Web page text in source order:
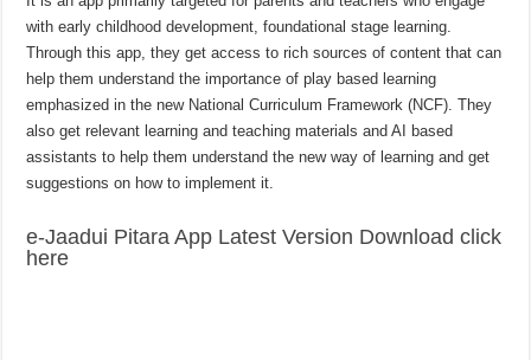
with early childhood development, foundational stage learning.
Through this app, they get access to rich sources of content that can
help them understand the importance of play based learning
emphasized in the new National Curriculum Framework (NCF). They
also get relevant learning and teaching materials and AI based
assistants to help them understand the new way of learning and get
suggestions on how to implement it.
e-Jaadui Pitara App Latest Version Download click
here